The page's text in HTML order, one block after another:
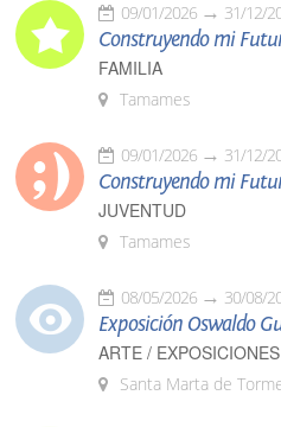
09/01/2026 31/12/
Construyendo mi
FAMILIA
Tamames
09/01/2026 31/12/
Construyendo mi
JUVENTUD
Tamames
08/05/2026 30/08/
Exposición Oswaldo
ARTE / EXPOSICIONES
Santa Marta de